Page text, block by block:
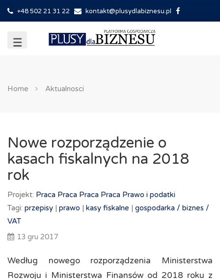
+48 502 21 31 22 kontakt@plusydlabiznesu.pl
Home Aktualnosci
Nowe rozporządzenie o
kasach fiskalnych na 2018
rok
Projekt: Praca Praca Praca Praca Prawo i podatki
Tagi: przepisy | prawo | kasy fiskalne | gospodarka / biznes /
VAT
13 gru 2017
Według nowego rozporządzenia Ministerstwa
Rozwoju i Ministerstwa Finansów od 2018 roku z